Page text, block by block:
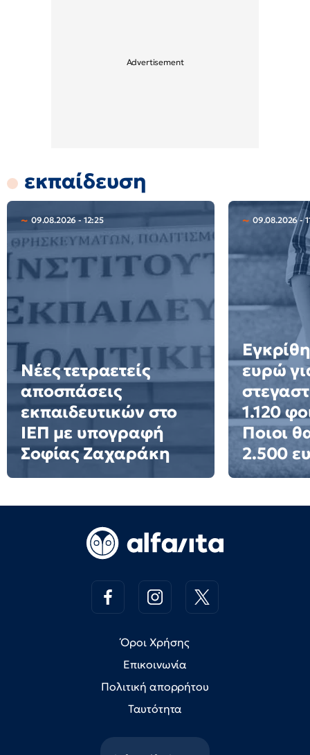
εκπαίδευση
09.08.2026 - 12:25
Νέες τετραετείς
αποσπάσεις
εκπαιδευτικών στο
ΙΕΠ με υπογραφή
Σοφίας Ζαχαράκη
09.08.2026 -
ευρώ
1.120
Ποιοι
2.500
Όροι Χρήσης
Επικοινωνία
Πολιτική απορρήτου
Ταυτότητα